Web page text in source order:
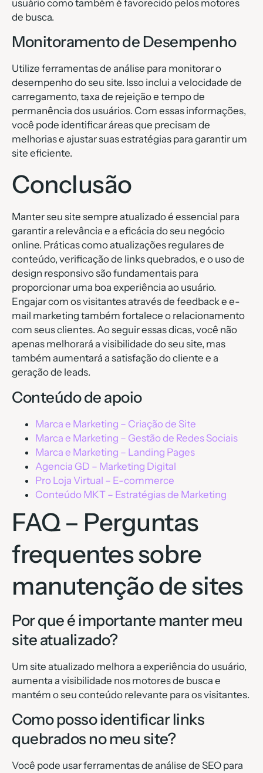
usuário como também é favorecido pelos motores
de busca.
Monitoramento de Desempenho
Utilize ferramentas de análise para monitorar o
desempenho do seu site. Isso inclui a velocidade de
carregamento, taxa de rejeição e tempo de
permanência dos usuários. Com essas informações,
você pode identificar áreas que precisam de
melhorias e ajustar suas estratégias para garantir um
site eficiente.
Conclusão
Manter seu site sempre atualizado é essencial para
garantir a relevância e a eficácia do seu negócio
online. Práticas como atualizações regulares de
conteúdo, verificação de links quebrados, e o uso de
design responsivo são fundamentais para
proporcionar uma boa experiência ao usuário.
Engajar com os visitantes através de feedback e e-
mail marketing também fortalece o relacionamento
com seus clientes. Ao seguir essas dicas, você não
apenas melhorará a visibilidade do seu site, mas
também aumentará a satisfação do cliente e a
geração de leads.
Conteúdo de apoio
Marca e Marketing – Criação de Site
Marca e Marketing – Gestão de Redes Sociais
Marca e Marketing – Landing Pages
Agencia GD – Marketing Digital
Pro Loja Virtual – E-commerce
Conteúdo MKT – Estratégias de Marketing
FAQ – Perguntas
frequentes sobre
manutenção de sites
Por que é importante manter meu
site atualizado?
Um site atualizado melhora a experiência do usuário,
aumenta a visibilidade nos motores de busca e
mantém o seu conteúdo relevante para os visitantes.
Como posso identificar links
quebrados no meu site?
Você pode usar ferramentas de análise de SEO para